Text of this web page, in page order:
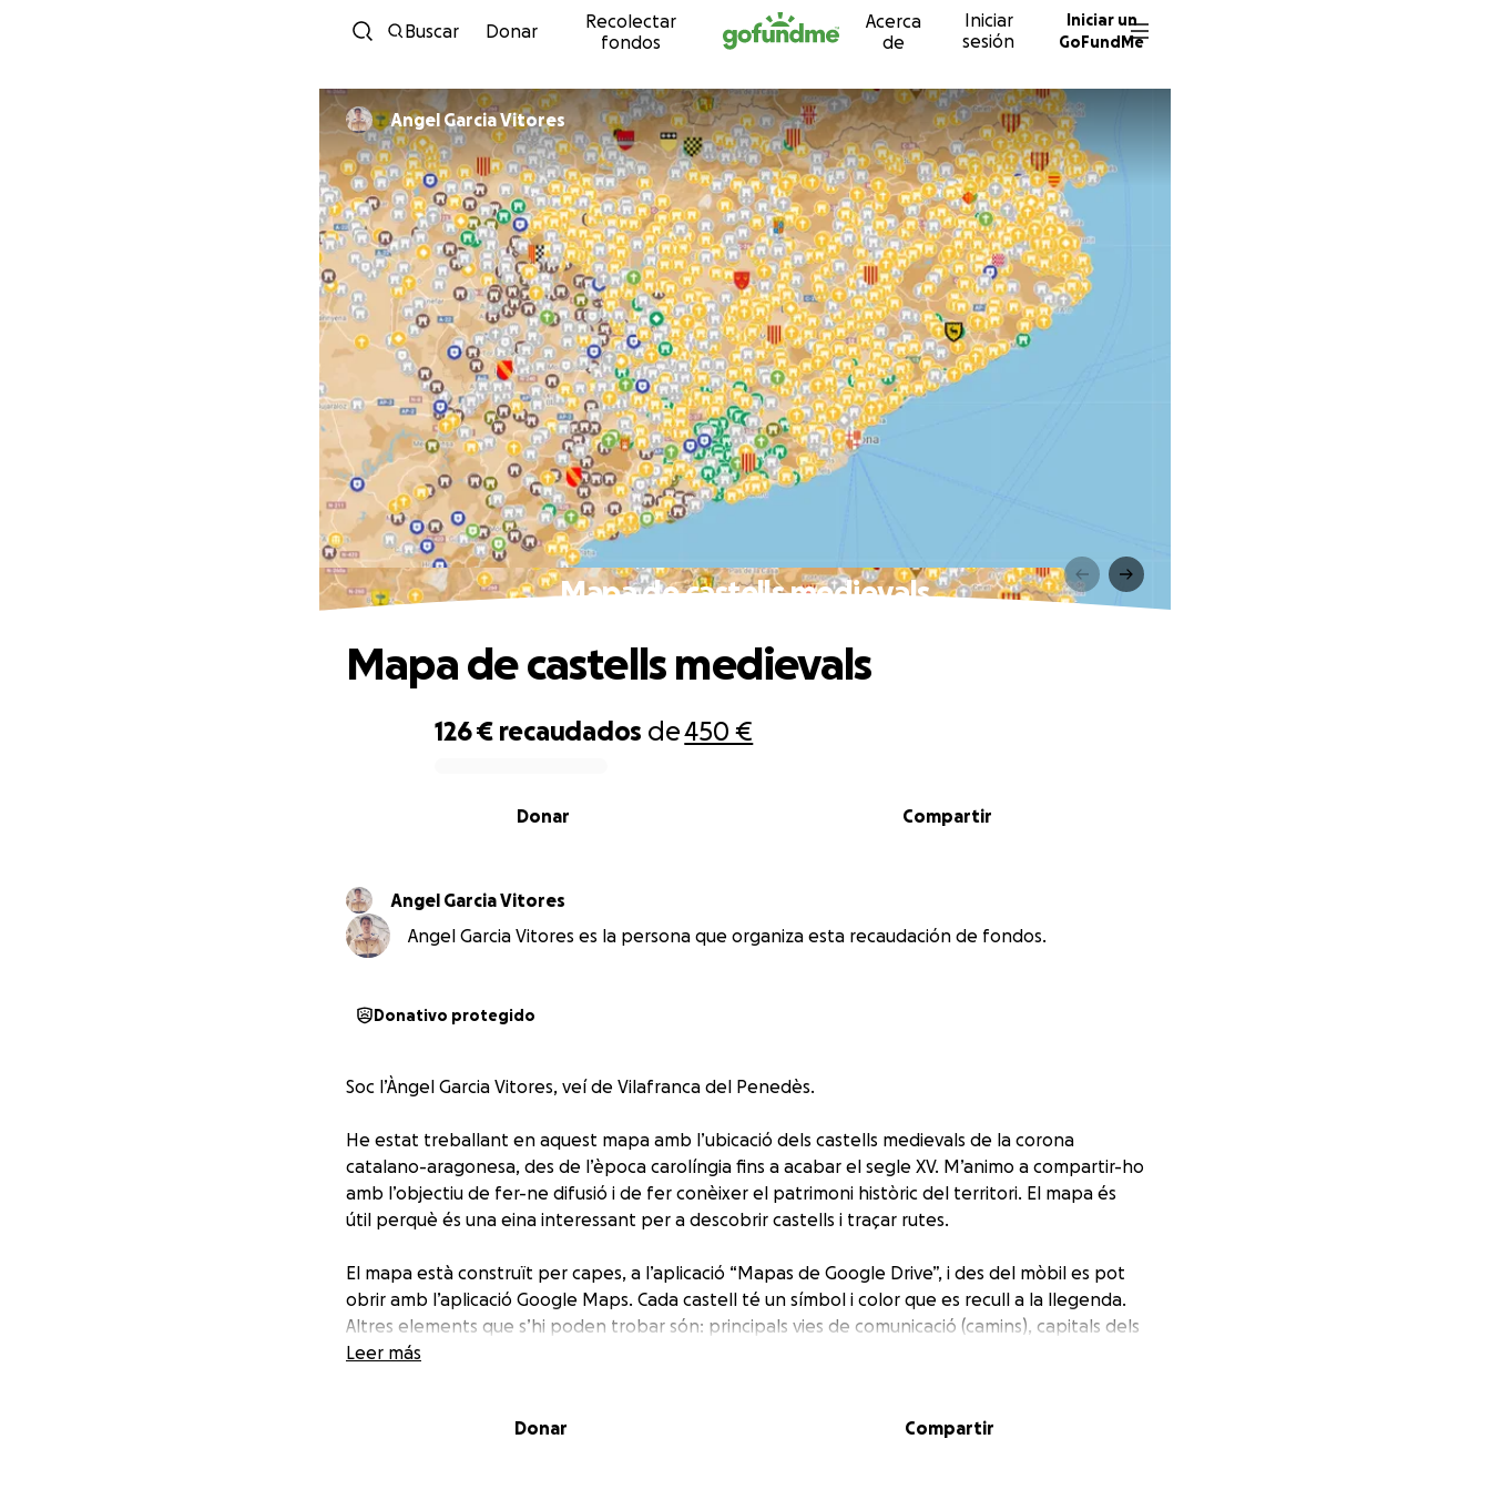
Ir directamente al contenido
Buscar Donar
Recolectar
fondos
Acerca
de
Iniciar
sesión
Iniciar un
GoFundMe
Angel Garcia Vitores
Mapa de castells medievals
126 € recaudados de450 €
Compartir
Donar
Mapa de castells medievals
Angel Garcia Vitores
Angel Garcia Vitores es la persona que organiza esta recaudación de fondos.
Donativo protegido
Soc l’Àngel Garcia Vitores, veí de Vilafranca del Penedès.
He estat treballant en aquest mapa amb l’ubicació dels castells medievals de la corona
catalano-aragonesa, des de l’època carolíngia fins a acabar el segle XV. M’animo a compartir-ho
amb l’objectiu de fer-ne difusió i de fer conèixer el patrimoni històric del territori. El mapa és
útil perquè és una eina interessant per a descobrir castells i traçar rutes.
El mapa està construït per capes, a l’aplicació “Mapas de Google Drive”, i des del mòbil es pot
obrir amb l’aplicació Google Maps. Cada castell té un símbol i color que es recull a la llegenda.
Altres elements que s’hi poden trobar són: principals vies de comunicació (camins), capitals dels
comtats i regnes…
està en constant millora i revisió. Les fonts bibliogràfiques són publicades a la pàgina web.
Leer más
Donar Compartir